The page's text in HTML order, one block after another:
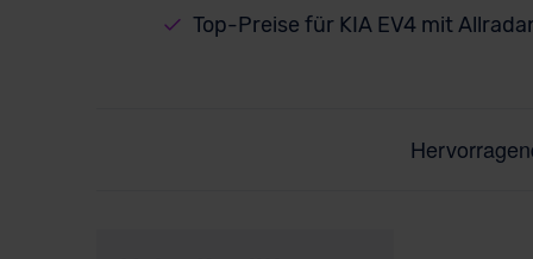
Top-Preise für KIA EV4 mit